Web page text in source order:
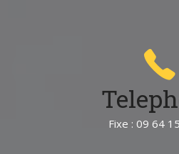
Fixe : 09 64